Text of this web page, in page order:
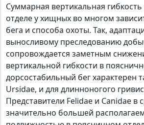
Суммарная вертикальная
отделе у хищных во многом
бега и способа охоты. Так,
выносливому преследованию
сопровождается заметным
вертикальной гибкости в
дорсостабильный бег характерен
Ursidae, и для длинноногого
Представители Felidae и Canidae в
значительно большей